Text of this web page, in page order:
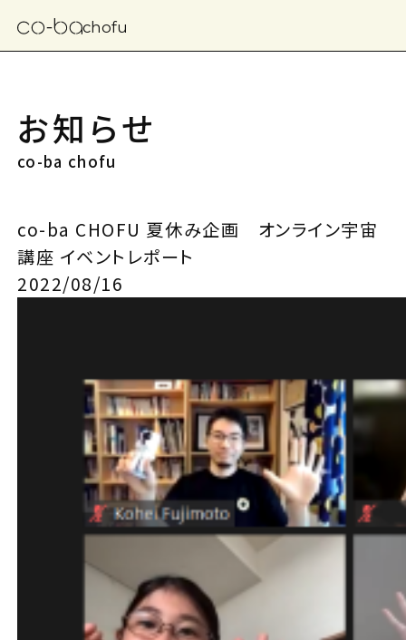
chofu
お知らせ
co-ba chofu
co-ba CHOFU 夏休み企画 オンライン宇宙
講座 イベントレポート
2022/08/16